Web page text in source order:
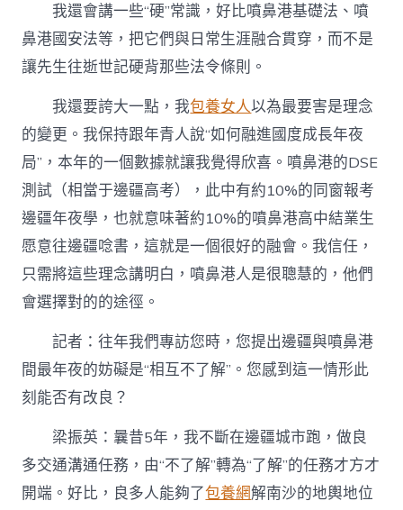
我還會講一些“硬”常識，好比噴鼻港基礎法、噴
鼻港國安法等，把它們與日常生涯融合貫穿，而不是
讓先生往逝世記硬背那些法令條則。
我還要誇大一點，我包養女人以為最要害是理念
的變更。我保持跟年青人說“如何融進國度成長年夜
局”，本年的一個數據就讓我覺得欣喜。噴鼻港的DSE
測試（相當于邊疆高考），此中有約10%的同窗報考
邊疆年夜學，也就意味著約10%的噴鼻港高中結業生
愿意往邊疆唸書，這就是一個很好的融會。我信任，
只需將這些理念講明白，噴鼻港人是很聰慧的，他們
會選擇對的的途徑。
記者：往年我們專訪您時，您提出邊疆與噴鼻港
間最年夜的妨礙是“相互不了解”。您感到這一情形此
刻能否有改良？
梁振英：曩昔5年，我不斷在邊疆城市跑，做良
多交通溝通任務，由“不了解”轉為“了解”的任務才方才
開端。好比，良多人能夠了包養網解南沙的地輿地位